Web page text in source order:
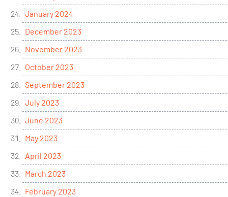
January 2024
December 2023
November 2023
October 2023
September 2023
July 2023
June 2023
May 2023
April 2023
March 2023
February 2023